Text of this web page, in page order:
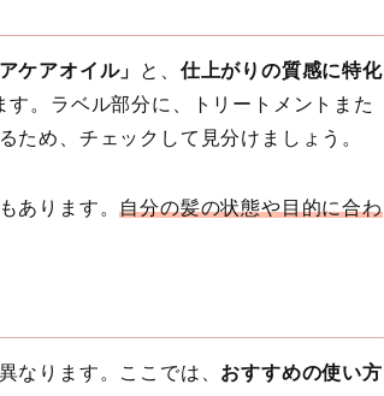
ケアオイル」 と、 仕上がりの質感に特化
す。ラベル部分に、トリートメントまた
ため、チェックして見分けましょう。
あります。自分の髪の状態や目的に合わ
なります。ここでは、 おすすめの使い方